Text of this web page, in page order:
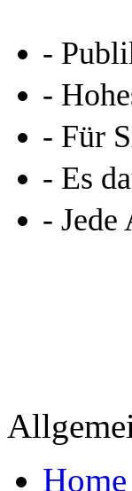
-
-
- Für
- Es
-
Home